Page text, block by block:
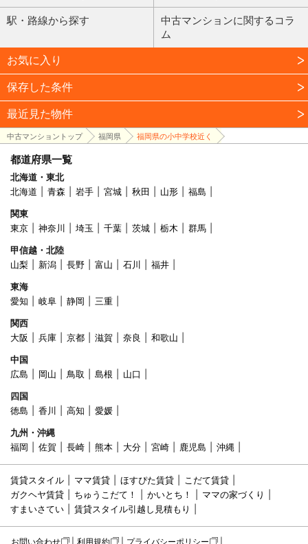
駅・路線から探す
中古マンションに関するコラ
ム
お気に入り
保存した条件
最近見た物件
中古マンショントップ 福岡県 福岡県の小中学校近く
都道府県一覧
北海道・東北
北海道
青森 岩手 宮城 秋田 山形
福島
関東
東京
神奈川 埼玉 千葉 茨城 栃木
群馬
甲信越・北陸
山梨
新潟 長野 富山 石川
福井
東海
愛知
岐阜 静岡
三重
関西
大阪
兵庫 京都 滋賀 奈良
和歌山
中国
広島
岡山 鳥取 島根
山口
四国
徳島
香川 高知
愛媛
九州・沖縄
福岡
佐賀 長崎 熊本 大分 宮崎 鹿児島 沖縄
賃貸スタイル ママ賃貸 ほすぴた賃貸
こだて賃貸
ガクヘヤ賃貸
ちゅうこだて！ かいとち！
ママの家づくり
すまいさてい
賃貸スタイル引越し見積もり
お問い合わせ 利用規約 プライバシーポリシー